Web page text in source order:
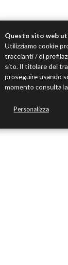
Questo sito web
Utilizziamo cookie
traccianti / di
sito. Il titolare del
proseguire usando
momento consulta
Personalizza